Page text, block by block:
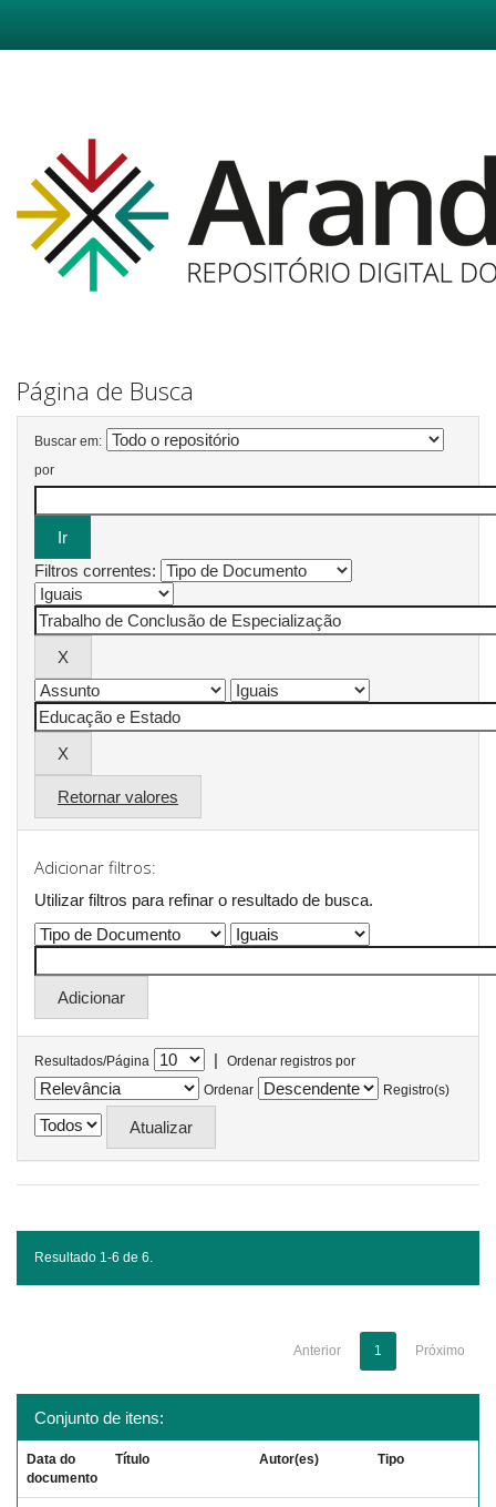
Página de Busca
Buscar em:
por
Filtros correntes:
Retornar valores
Adicionar filtros:
Utilizar filtros para refinar o resultado de busca.
Resultados/Página |
Ordenar registros por
Ordenar
Registro(s)
Resultado 1-6 de 6.
Anterior 1 Próximo
Conjunto de itens:
Data do
documento
Título Autor(es) Tipo